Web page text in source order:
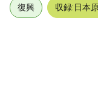
復興 収録:日本